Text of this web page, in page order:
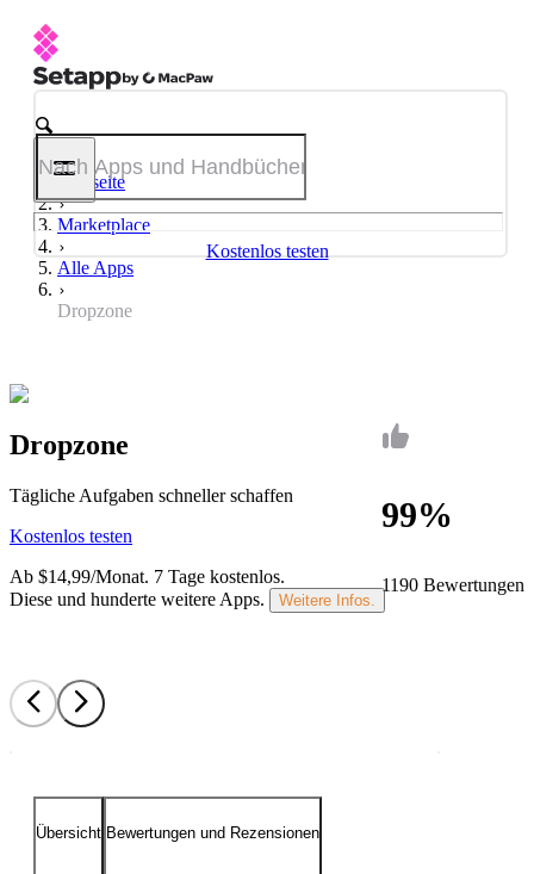
Kostenlos testen
Startseite
Marketplace
Alle Apps
Dropzone
99%
1190 Bewertungen
Dropzone
Tägliche Aufgaben schneller schaffen
Kostenlos testen
Ab $14,99/Monat. 7 Tage kostenlos.
Diese und hunderte weitere Apps.
Weitere Infos.
Übersicht Bewertungen und Rezensionen